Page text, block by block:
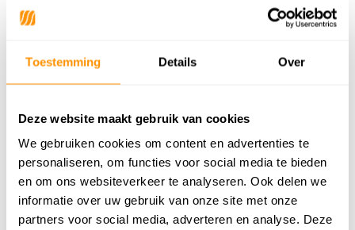
Toestemming Details Over
Deze website maakt gebruik van cookies
We gebruiken cookies om content en advertenties te
personaliseren, om functies voor social media te bieden
en om ons websiteverkeer te analyseren. Ook delen we
informatie over uw gebruik van onze site met onze
partners voor social media, adverteren en analyse. Deze
239,95
Buy now, pay later
Gecertificeerd OEKO-TEX®